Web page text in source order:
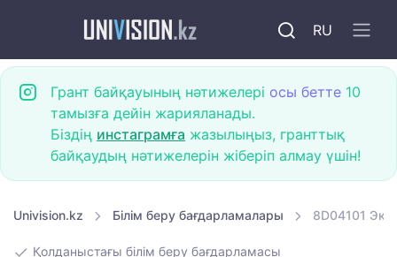
RU
Грант байқауының нәтижелері осы бетте 10
тамызға дейін жарияланады.
Біздің инстаграмға жазылыңыз, гранттық
байқаудың нәтижелерін жіберіп алмау үшін!
Univision.kz Білім беру бағдарламалары 8D04101
Қолданыстағы білім беру бағдарламасы